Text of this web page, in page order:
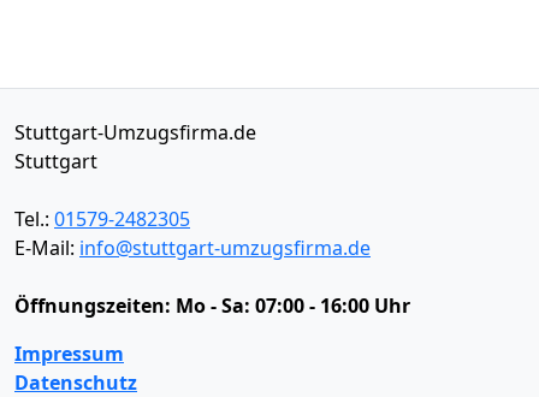
Stuttgart-Umzugsfirma.de
Stuttgart
Tel.: 01579-2482305
E-Mail: info@stuttgart-umzugsfirma.de
Öffnungszeiten: Mo - Sa: 07:00 - 16:00 Uhr
Impressum
Datenschutz